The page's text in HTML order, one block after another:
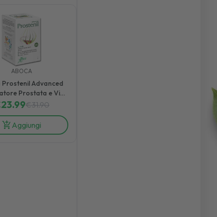
ABOCA
Advanced
Prostata e Vie
60 Capsule
23.99€31.90
Aggiungi